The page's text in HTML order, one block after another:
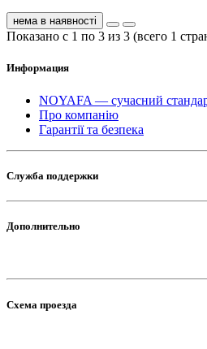
нема в наявності
Показано с 1 по 3 из 3 (всего 1
Информация
NOYAFA — сучасний
Про компанію
Гарантії та безпека
Служба поддержки
Дополнительно
Схема проезда